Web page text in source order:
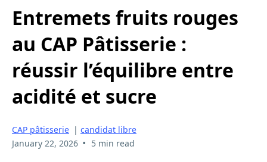
Entremets fruits rouges
au CAP Pâtisserie :
réussir l’équilibre entre
acidité et sucre
CAP pâtisserie | candidat libre
January 22, 2026 • 5 min read